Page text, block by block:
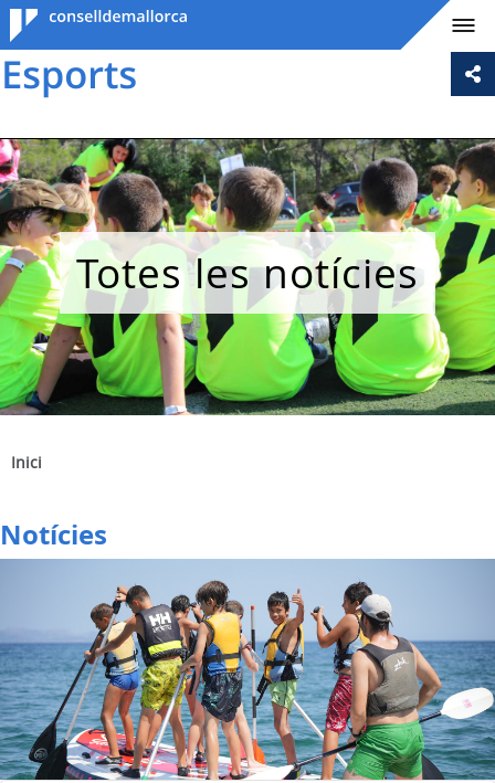
Consell de
Mallorca
Totes les notícies
Inici
Notícies